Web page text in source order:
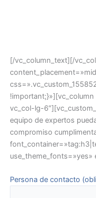
[/vc_column_text][/
vc_col-lg-
equipo de expertos
compromiso
Persona de contacto